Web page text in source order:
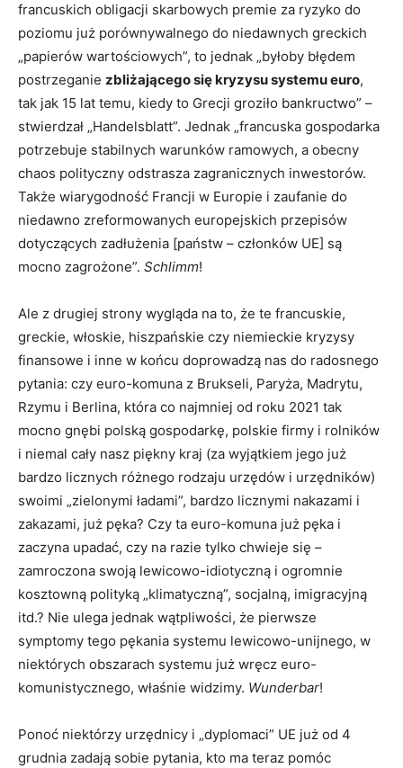
francuskich obligacji skarbowych premie za ryzyko do
poziomu już porównywalnego do niedawnych greckich
„papierów wartościowych”, to jednak „byłoby błędem
postrzeganie zbliżającego się kryzysu systemu euro,
tak jak 15 lat temu, kiedy to Grecji groziło bankructwo” –
stwierdzał „Handelsblatt”. Jednak „francuska gospodarka
potrzebuje stabilnych warunków ramowych, a obecny
chaos polityczny odstrasza zagranicznych inwestorów.
Także wiarygodność Francji w Europie i zaufanie do
niedawno zreformowanych europejskich przepisów
dotyczących zadłużenia [państw – członków UE] są
mocno zagrożone”. Schlimm!
Ale z drugiej strony wygląda na to, że te francuskie,
greckie, włoskie, hiszpańskie czy niemieckie kryzysy
finansowe i inne w końcu doprowadzą nas do radosnego
pytania: czy euro-komuna z Brukseli, Paryża, Madrytu,
Rzymu i Berlina, która co najmniej od roku 2021 tak
mocno gnębi polską gospodarkę, polskie firmy i rolników
i niemal cały nasz piękny kraj (za wyjątkiem jego już
bardzo licznych różnego rodzaju urzędów i urzędników)
swoimi „zielonymi ładami”, bardzo licznymi nakazami i
zakazami, już pęka? Czy ta euro-komuna już pęka i
zaczyna upadać, czy na razie tylko chwieje się –
zamroczona swoją lewicowo-idiotyczną i ogromnie
kosztowną polityką „klimatyczną”, socjalną, imigracyjną
itd.? Nie ulega jednak wątpliwości, że pierwsze
symptomy tego pękania systemu lewicowo-unijnego, w
niektórych obszarach systemu już wręcz euro-
komunistycznego, właśnie widzimy. Wunderbar!
Ponoć niektórzy urzędnicy i „dyplomaci” UE już od 4
grudnia zadają sobie pytania, kto ma teraz pomóc